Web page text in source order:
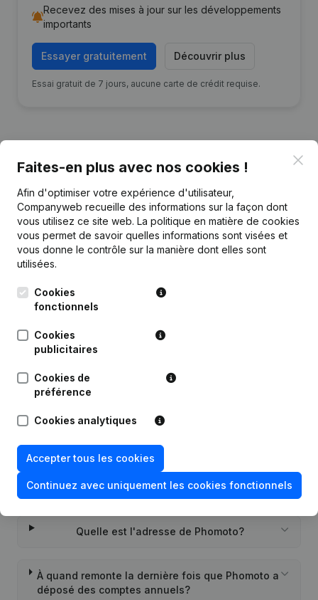
Recevez des mises à jour sur les développements
importants
Essayer gratuitement Découvrir plus
Essai gratuit de 7 jours, aucune carte de crédit requise.
Publicationsde Phomoto
Date Publication
Rubrique Constitution (Nouvelle
Questions fréquemment posées
Quel est le numéro d'entreprise de Phomoto?
Quel est l'identifiant PEPPOL de Phomoto?
Quand la société Phomoto a-t-elle été créée?
Quelle est l'adresse de Phomoto?
À quand remonte la dernière fois que Phomoto a
déposé des comptes annuels?
Faites-en plus avec nos cookies !
Afin d'optimiser votre expérience d'utilisateur,
Companyweb recueille des informations sur la façon dont
vous utilisez ce site web. La politique en matière de cookies
vous permet de savoir quelles informations sont visées et
vous donne le contrôle sur la manière dont elles sont
utilisées.
Cookies
fonctionnels
Cookies
publicitaires
Cookies de
préférence
Cookies analytiques
Accepter tous les cookies
Continuez avec uniquement les cookies fonctionnels